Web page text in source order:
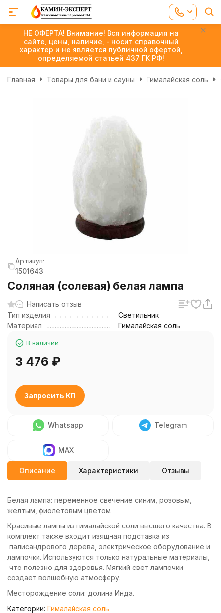
НЕ ОФЕРТА! Внимание! Вся информация на
сайте, цены, наличие, - носит справочный
характер и не является публичной офертой,
определяемой статьей 437 ГК РФ!
Главная Товары для бани и сауны Гималайская соль
Артикул:
1501643
Соляная (солевая) белая лампа
Написать отзыв
Тип изделия
Светильник
Материал
Гималайская соль
В наличии
3 476 ₽
Запросить КП
Whatsapp Telegram
MAX
Описание Характеристики Отзывы
Белая лампа: переменное свечение синим, розовым,
желтым, фиолетовым цветом.
Красивые лампы из гималайской соли высшего качества. В
комплект также входит изящная подставка из
палисандрового дерева, электрическое оборудование и
лампочки. Используются только натуральные материалы,
что полезно для здоровья. Мягкий свет лампочки
создает волшебную атмосферу.
Месторождение соли: долина Инда.
Категории: Гималайская соль